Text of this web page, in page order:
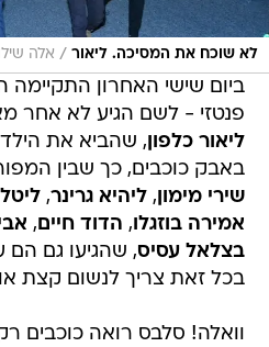
לא שוכח את המסיכה. ליאור / אלה
ביום שישי האחרון התקיימה
פנטזי - לשם הגיע לא אחר
ליאור כלפון , שהביא את
באבק כוכבים, כך שבין
שירי מימון ,ליהיא גרינר,
אמירה בוזגלו, הדוד חיים,
בצלאל עסיס, שהגיעו גם הם
בכל זאת צריך לנשום קצת
וואלה! סלבס רואה כוכבים